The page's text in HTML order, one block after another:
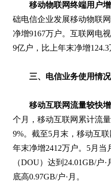
移动物联网终端用户增
础电信企业发展移动物联
净增9167万户。互联网电
9亿户，比上年末净增124.3
三、电信业务使用情况
移动互联网流量较快
个月，移动互联网累计流
9%。截至5月末，移动互
年末净增2412万户。5月
（DOU）达到24.01GB/户
底高0.97GB/户·月。